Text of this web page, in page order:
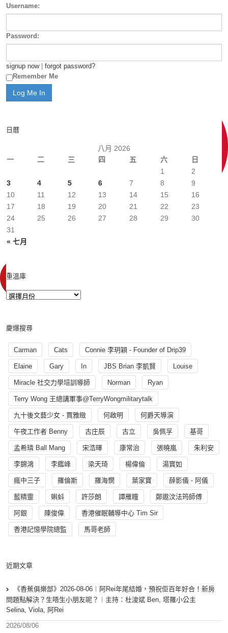
Username:
Password:
signup now| forgot password?
Remember Me
日曆
八月 2026
一
二 三 四 五 六 日
« 七月
1
2
3
4 5 6 7 8
9
10
11 12 13 14 15
16
17
18 19 20 21 22
23
24
25 26 27 28 29
30
31
重溫庫
慶爆搜尋
Carman Cats Connie 李玥穎 - Founder of Drip39
Elaine Gary In JBS Brian 李凱賢 Louise
Miracle 社交力學培訓導師 Norman Ryan
Terry Wong 王總講軍事@TerryWongmilitarytalk
九十後文藝少女 - 賈雅緻 何啟明 何爵天導演
午夜工作者 Benny 古庄辰 古立 吳佩孚 基哥
孟希璘 Ball Mang 宋浩暉 康常治 張曉嵐 朱利安
李錦鴻 李鑑峰 梁天琦 楊偉倫 湯寳如
瘋中三子 羅倫斯 羅海憫 葉家寶 薛影儀 - 阿儀
藍精靈 蝌蚪 許莎朗 譚雁瞳 鄭遨汶法筠師傅
阿銀 陳俊偉 香港催眠輔導中心 Tim Sir
香港記憶學院總監 馬哥老師
近期文章
《香蕉俱樂部》2026-08-06︱阿Rei年尾結婚，預祝佢百年好合！新房
問題點解決？生唔生小朋友呢？︱主持：杜浚斌 Ben, 塔羅小公主
Selina, Viola, 阿Rei
2026/08/06